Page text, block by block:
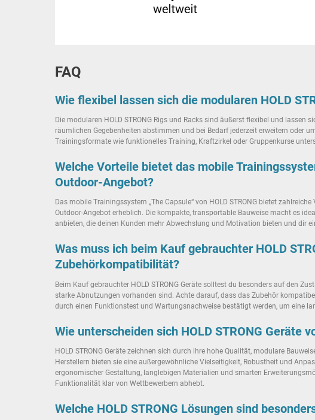
FAQ
Wie flexibel lassen sich die modularen HOLD
Die modularen HOLD STRONG Rigs und Racks sind äußerst flexibel und
räumlichen Gegebenheiten abstimmen und bei Bedarf jederzeit erweitern oder
Trainingsformate wie funktionelles Training, Kraftzirkel oder Gruppenkurse
Welche Vorteile bietet das mobile
Outdoor-Angebot?
Das mobile Trainingssystem „The Capsule“ von HOLD STRONG bietet
Outdoor-Angebot erheblich. Die kompakte, transportable Bauweise macht es
anbieten, die deinen Kunden mehr Abwechslung und Motivation bieten und dir
Was muss ich beim Kauf gebrauchter HOLD
Zubehörkompatibilität?
Beim Kauf gebrauchter HOLD STRONG Geräte solltest du besonders auf den
starke Abnutzungen vorhanden sind. Achte darauf, dass das Zubehör
durch einen Funktionstest und Wartungsnachweise bestätigt werden, um eine
Wie unterscheiden sich HOLD STRONG
HOLD STRONG Geräte zeichnen sich durch ihre hohe Qualität, modulare
Herstellern bieten sie eine außergewöhnliche Vielseitigkeit, Robustheit und
ergonomischer Gestaltung, langlebigen Materialien und smarten
Funktionalität klar von Wettbewerbern abhebt.
Welche HOLD STRONG Lösungen sind